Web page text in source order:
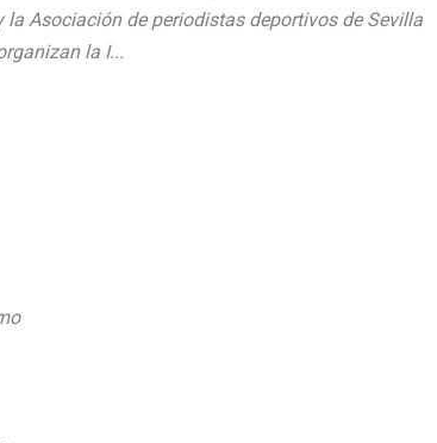
la Asociación de periodistas deportivos de Sevilla
la I...